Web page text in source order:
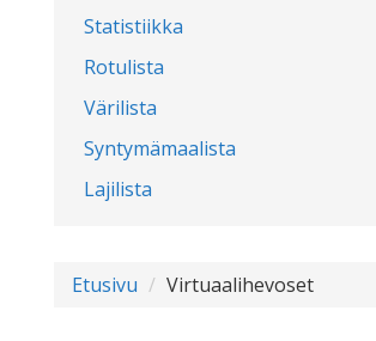
Statistiikka
Rotulista
Värilista
Syntymämaalista
Lajilista
Etusivu Virtuaalihevoset